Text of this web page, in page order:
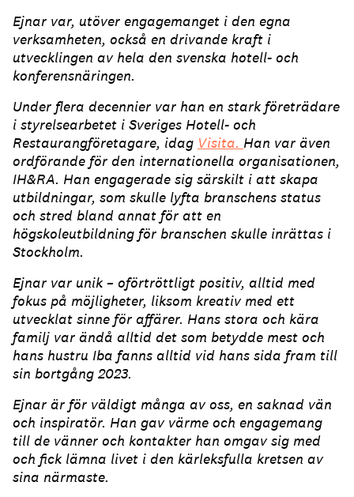
Ejnar var, utöver engagemanget i den egna
verksamheten, också en drivande kraft i
utvecklingen av hela den svenska hotell- och
konferensnäringen.
Under flera decennier var han en stark företrädare
i styrelsearbetet i Sveriges Hotell- och
Restaurangföretagare, idag Visita. Han var även
ordförande för den internationella organisationen,
IH&RA. Han engagerade sig särskilt i att skapa
utbildningar, som skulle lyfta branschens status
och stred bland annat för att en
högskoleutbildning för branschen skulle inrättas i
Stockholm.
Ejnar var unik – oförtröttligt positiv, alltid med
fokus på möjligheter, liksom kreativ med ett
utvecklat sinne för affärer. Hans stora och kära
familj var ändå alltid det som betydde mest och
hans hustru Iba fanns alltid vid hans sida fram till
sin bortgång 2023.
Ejnar är för väldigt många av oss, en saknad vän
och inspiratör. Han gav värme och engagemang
till de vänner och kontakter han omgav sig med
och fick lämna livet i den kärleksfulla kretsen av
sina närmaste.